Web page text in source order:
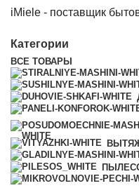
iMiele - поставщик
Категории
ВСЕ ТОВАРЫ